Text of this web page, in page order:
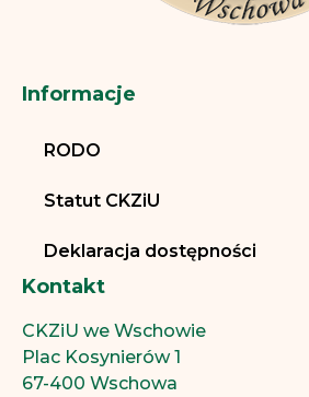
Informacje
RODO
Statut CKZiU
Deklaracja dostępności
Kontakt
CKZiU we Wschowie
Plac Kosynierów 1
67-400 Wschowa